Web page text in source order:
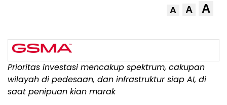
A A A
Prioritas investasi mencakup spektrum, cakupan
wilayah di pedesaan, dan infrastruktur siap AI, di
saat penipuan kian marak